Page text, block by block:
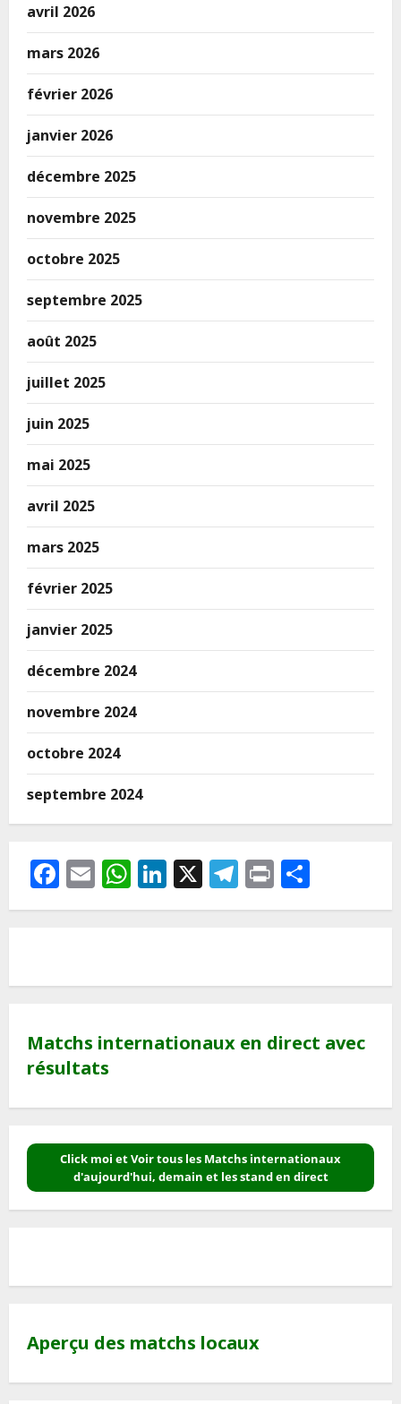
avril 2026
mars 2026
février 2026
janvier 2026
décembre 2025
novembre 2025
octobre 2025
septembre 2025
août 2025
juillet 2025
juin 2025
mai 2025
avril 2025
mars 2025
février 2025
janvier 2025
décembre 2024
novembre 2024
octobre 2024
septembre 2024
Facebook
EmailWhatsApp
LinkedIn
X Telegram
Print
Matchs internationaux en direct avec
résultats
Click moi et Voir tous les Matchs internationaux
d'aujourd'hui, demain et les stand en direct
Aperçu des matchs locaux